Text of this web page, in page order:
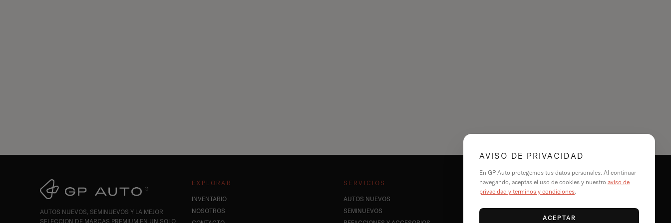
AUTOS NUEVOS, SEMINUEVOS Y LA MEJOR
SELECCION DE MARCAS PREMIUM EN UN SOLO
EXPLORAR
INVENTARIO
NOSOTROS
SERVICIOS
AUTOS NUEVOS
SEMINUEVOS
CONTACTO
AVISO DE PRIVACIDAD
En GP Auto protegemos tus datos personales. Al continuar
navegando, aceptas el uso de cookies y nuestro aviso de
privacidad y términos y condiciones.
ACEPTAR